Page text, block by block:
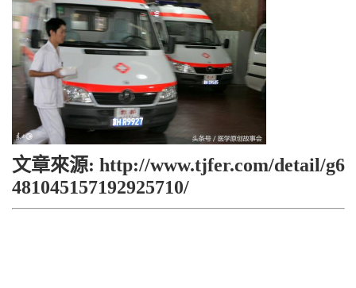
文章來源: http://www.tjfer.com/detail/g6
481045157192925710/